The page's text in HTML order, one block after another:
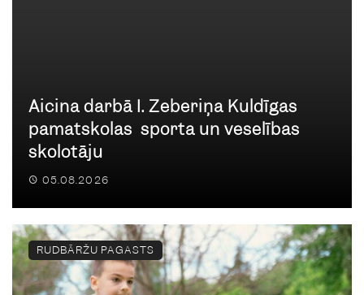
Aicina darbā I. Zeberiņa Kuldīgas
pamatskolas sporta un veselības
skolotāju
05.08.2026
RUDBĀRŽU PAGASTS